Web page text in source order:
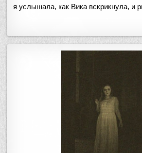
я услышала, как Вика вскрикнула, и